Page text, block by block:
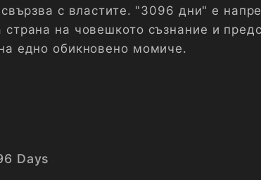
с властите. "3096 дни" е
на човешкото съзнание и
едно обикновено момиче.
Days